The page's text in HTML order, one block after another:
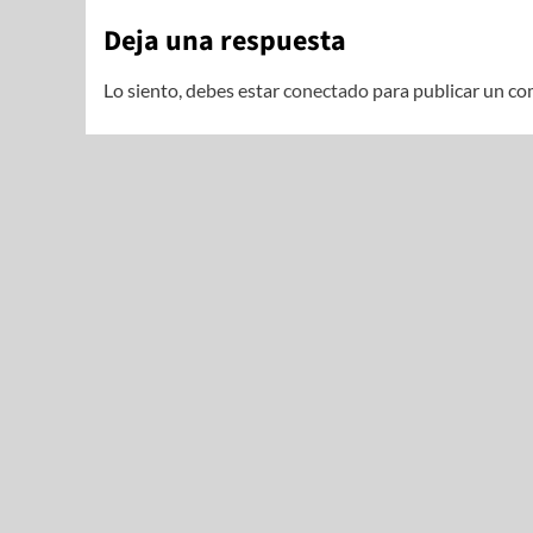
Deja una respuesta
Lo siento, debes estarconectado para publicar un